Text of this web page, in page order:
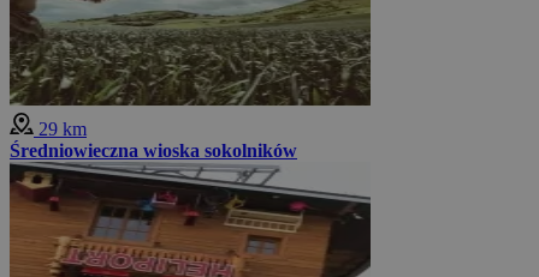
29 km
Średniowieczna wioska sokolników